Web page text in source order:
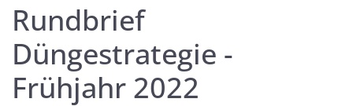
Rundbrief
Düngestrategie -
Frühjahr 2022